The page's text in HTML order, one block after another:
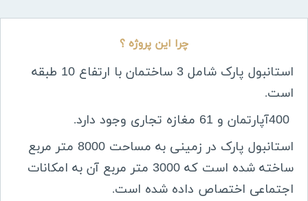
چرا این پروژه ؟
استانبول پارک شامل 3 ساختمان با ارتفاع 10 طبقه
است.
400آپارتمان و 61 مغازه تجاری وجود دارد .
استانبول پارک در زمینی به مساحت 8000 متر مربع
ساخته شده است که 3000 متر مربع آن به امکانات
اجتماعی اختصاص داده شده است.